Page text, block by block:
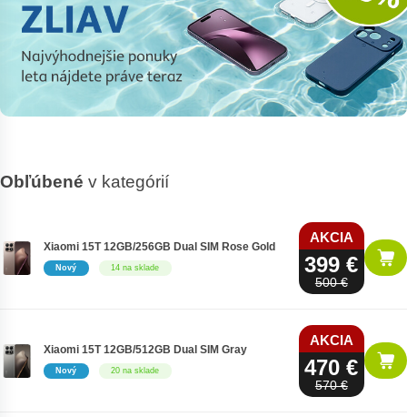
Obľúbené v kategórií
Nový 14 na sklade
Xiaomi 15T 12GB/256GB Dual SIM Rose Gold
AKCIA
399 €
500 €
Nový 20 na sklade
Xiaomi 15T 12GB/512GB Dual SIM Gray
AKCIA
470 €
570 €